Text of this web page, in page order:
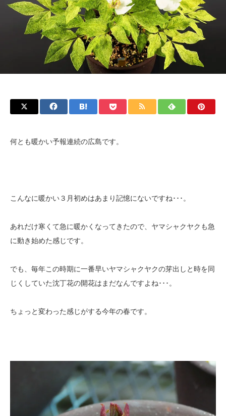
何とも暖かい予報連続の広島です。
こんなに暖かい３月初めはあまり記憶にないですね･･･。
あれだけ寒くて急に暖かくなってきたので、ヤマシャクヤクも急
に動き始めた感じです。
でも、毎年この時期に一番早いヤマシャクヤクの芽出しと時を同
じくしていた沈丁花の開花はまだなんですよね･･･。
ちょっと変わった感じがする今年の春です。